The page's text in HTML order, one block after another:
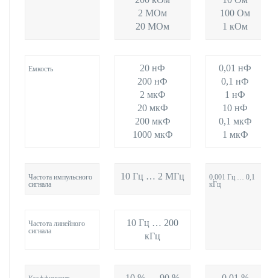
2 МОм
20 МОм
100 Ом
1 кОм
Емкость
20 нФ
200 нФ
2 мкФ
20 мкФ
200 мкФ
1000 мкФ
0,01 нФ
0,1 нФ
1 нФ
10 нФ
0,1 мкФ
1 мкФ
Частота импульсного
сигнала
10 Гц … 2 МГц
0,001 Гц … 0,1
кГц
Частота линейного
сигнала
10 Гц … 200
кГц